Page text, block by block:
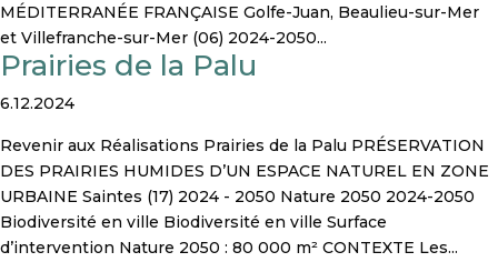
MÉDITERRANÉE FRANÇAISE Golfe-Juan, Beaulieu-sur-Mer
et Villefranche-sur-Mer (06) 2024-2050...
Prairies de la Palu
6.12.2024
Revenir aux Réalisations Prairies de la Palu PRÉSERVATION
DES PRAIRIES HUMIDES D’UN ESPACE NATUREL EN ZONE
URBAINE Saintes (17) 2024 - 2050 Nature 2050 2024-2050
Biodiversité en ville Biodiversité en ville Surface
d’intervention Nature 2050 : 80 000 m² CONTEXTE Les...